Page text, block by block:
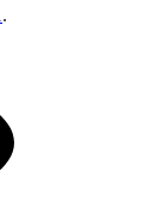
.